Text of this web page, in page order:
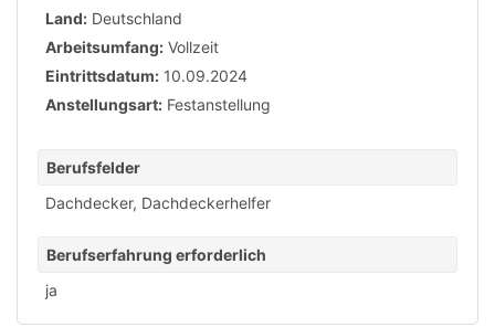
Land: Deutschland
Arbeitsumfang: Vollzeit
Eintrittsdatum: 10.09.2024
Anstellungsart: Festanstellung
Berufsfelder
Dachdecker, Dachdeckerhelfer
Berufserfahrung erforderlich
ja